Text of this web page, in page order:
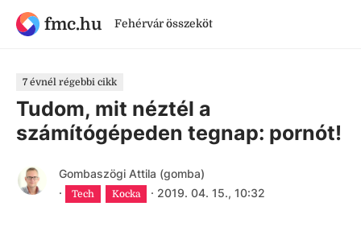
fmc.hu Fehérvár összeköt
7 évnél régebbi cikk
Tudom, mit néztél a
számítógépeden tegnap: pornót!
Gombaszögi Attila (gomba)
·
Tech Kocka · 2019. 04. 15., 10:32